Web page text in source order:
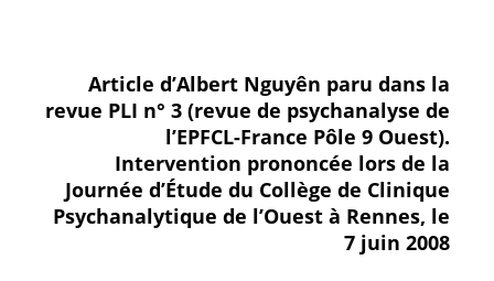
Article d’Albert Nguyên paru dans la
revue PLI n° 3 (revue de psychanalyse de
l’EPFCL-France Pôle 9 Ouest).
Intervention prononcée lors de la
Journée d’Étude du Collège de Clinique
Psychanalytique de l’Ouest à Rennes, le
7 juin 2008